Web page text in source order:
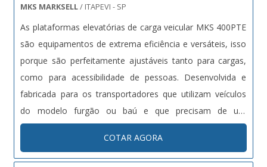
MKS MARKSELL/ ITAPEVI - SP
As plataformas elevatórias de carga veicular MKS 400PTE
são equipamentos de extrema eficiência e versáteis, isso
porque são perfeitamente ajustáveis tanto para cargas,
como para acessibilidade de pessoas. Desenvolvida e
fabricada para os transportadores que utilizam veículos
do modelo furgão ou baú e que precisam de um
equipamento instalado na parte interna do veículo, as
plataformas elevatórias possuem capacidade de carga de
até 400kg. Caracte...
COTAR AGORA